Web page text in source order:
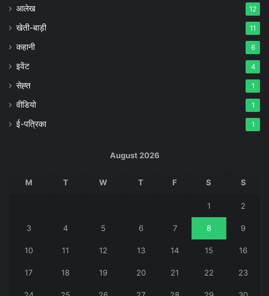
आलेख 12
खेती-बाड़ी 11
कहानी 6
इवेंट 4
सेह्त 1
वीडियो 1
ई-पत्रिका 1
August 2026
M T W T F S S
1 2
3 4 5 6 7 8 9
10 11 12 13 14 15 16
17 18 19 20 21 22 23